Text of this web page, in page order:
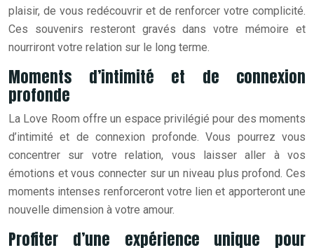
plaisir, de vous redécouvrir et de renforcer votre complicité.
Ces souvenirs resteront gravés dans votre mémoire et
nourriront votre relation sur le long terme.
Moments d’intimité et de connexion
profonde
La Love Room offre un espace privilégié pour des moments
d’intimité et de connexion profonde. Vous pourrez vous
concentrer sur votre relation, vous laisser aller à vos
émotions et vous connecter sur un niveau plus profond. Ces
moments intenses renforceront votre lien et apporteront une
nouvelle dimension à votre amour.
Profiter d’une expérience unique pour